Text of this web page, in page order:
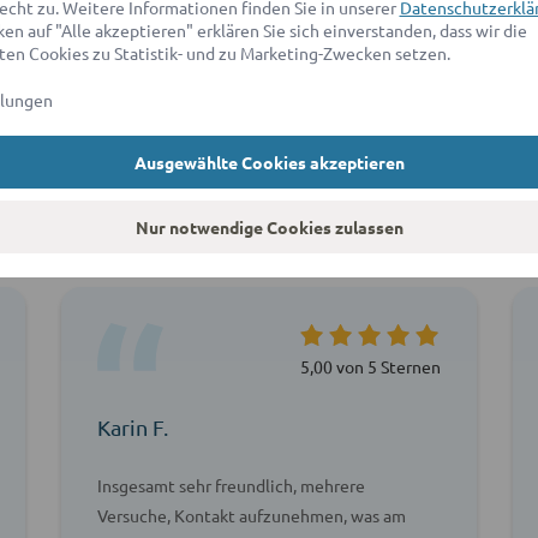
unsere Kunden über
5,00 von 5 Sternen
Karin F.
Insgesamt sehr freundlich, mehrere
Versuche, Kontakt aufzunehmen, was am
zu. Weitere Informationen finden Sie in unserer
auf "Alle akzeptieren" erklären Sie sich einverstanden, dass wir die
Cookies zu Statistik- und zu Marketing-Zwecken setzen.
Ausgewählte Cookies akzeptieren
Nur notwendige Cookies zulassen